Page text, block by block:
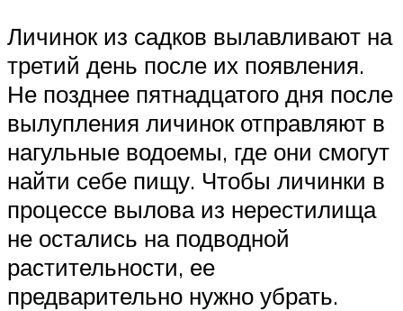
Личинок из садков вылавливают на
третий день после их появления.
Не позднее пятнадцатого дня после
вылупления личинок отправляют в
нагульные водоемы, где они смогут
найти себе пищу. Чтобы личинки в
процессе вылова из нерестилища
не остались на подводной
растительности, ее
предварительно нужно убрать.